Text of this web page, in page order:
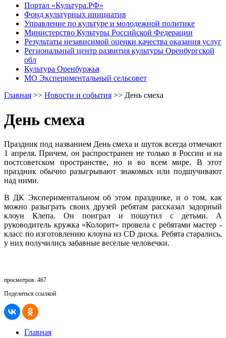
Портал «Культура.РФ»
Фонд культурных инициатив
Управление по культуре и молодежной политике
Министерство Культуры Российской Федерации
Результаты независимой оценки качества оказания услуг
Региональный центр развития культуры Оренбургской
обл
Культура Оренбуржья
МО Экспериментальный сельсовет
Главная >> Новости и события >> День смеха
День смеха
Праздник под названием День смеха и шуток всегда отмечают
1 апреля. Причем, он распространен не только в России и на
постсоветском пространстве, но и во всем мире. В этот
праздник обычно разыгрывают знакомых или подшучивают
над ними.
В ДК Экспериментальном об этом празднике, и о том, как
можно разыграть своих друзей ребятам рассказал задорный
клоун Клепа. Он поиграл и пошутил с детьми. А
руководитель кружка «Колорит» провела с ребятами мастер -
класс по изготовлению клоуна из CD диска. Ребята старались,
у них получились забавные веселые человечки.
просмотров: 467
Поделиться ссылкой
Главная